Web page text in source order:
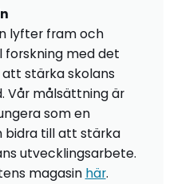
lyfter fram och
forskning med det
stärka skolans
Vår målsättning är
som en
bidra till att stärka
utvecklingsarbete.
magasin här.